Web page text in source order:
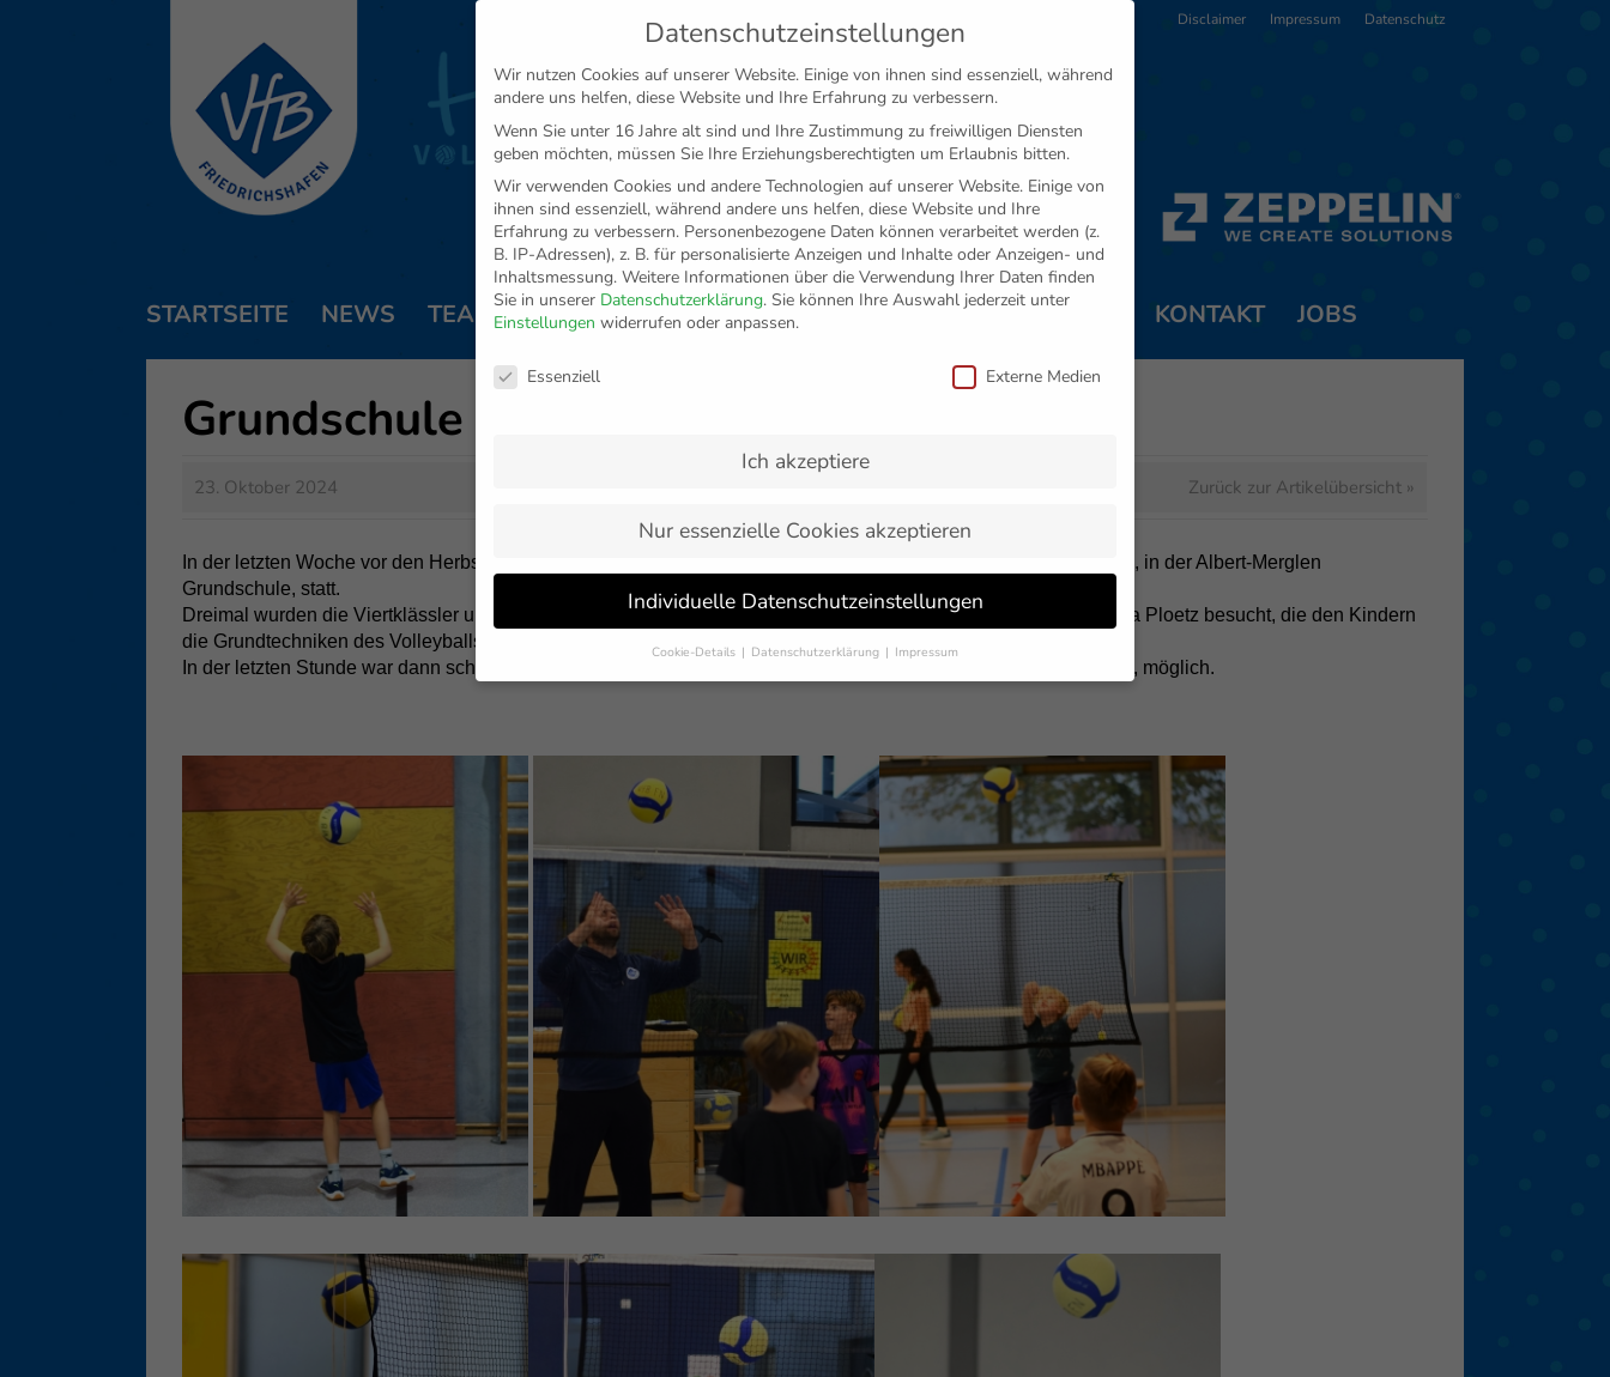
Disclaimer Impressum Datenschutz
STARTSEITE NEWS TEAM TICKETS FANSHOP VFB MEDIEN PARTNER KONTAKT JOBS
Grundschule Albert-Merglen
23. Oktober 2024 Zurück zur Artikelübersicht »
In der letzten Woche vor den Herbstferien fand die Abschlussstunde des Projekts VOLLEYBALL macht SCHULE, in der Albert-Merglen
Grundschule, statt.
Dreimal wurden die Viertklässler und Viertklässlerinnen zuvor von VfB-Trainer Simon Stegmann und FSJlerin Ida Ploetz besucht, die den Kindern
die Grundtechniken des Volleyballsports vermittelten.
In der letzten Stunde war dann schon ein kleines Turnier innerhalb der Klasse, mit anschließender Siegerehrung, möglich.
Datenschutzeinstellungen
Wir nutzen Cookies auf unserer Website. Einige von ihnen sind essenziell, während
andere uns helfen, diese Website und Ihre Erfahrung zu verbessern.
Wenn Sie unter 16 Jahre alt sind und Ihre Zustimmung zu freiwilligen Diensten
geben möchten, müssen Sie Ihre Erziehungsberechtigten um Erlaubnis bitten.
Wir verwenden Cookies und andere Technologien auf unserer Website. Einige von
ihnen sind essenziell, während andere uns helfen, diese Website und Ihre
Erfahrung zu verbessern. Personenbezogene Daten können verarbeitet werden (z.
B. IP-Adressen), z. B. für personalisierte Anzeigen und Inhalte oder Anzeigen- und
Inhaltsmessung. Weitere Informationen über die Verwendung Ihrer Daten finden
Sie in unserer Datenschutzerklärung. Sie können Ihre Auswahl jederzeit unter
Einstellungen widerrufen oder anpassen.
Datenschutzeinstellungen
Essenziell Externe Medien
Ich akzeptiere
Nur essenzielle Cookies akzeptieren
Individuelle Datenschutzeinstellungen
Cookie-Details Datenschutzerklärung Impressum
Datenschutzeinstellungen
Wir verwenden Cookies und andere Technologien auf unserer Website. Einige von
ihnen sind essenziell, während andere uns helfen, diese Website und Ihre
Erfahrung zu verbessern.
Personenbezogene Daten können verarbeitet werden (z.
B. IP-Adressen), z. B. für personalisierte Anzeigen und Inhalte oder Anzeigen- und
Inhaltsmessung. Weitere Informationen über die Verwendung Ihrer Daten finden
Sie in unsererDatenschutzerklärung
Hier finden Sie eine Übersicht über alle verwendeten Cookies. Sie können Ihre
Einwilligung zu ganzen Kategorien geben oder sich weitere Informationen anzeigen
lassen und so nur bestimmte Cookies auswählen.
Speichern Nur essenzielle Cookies akzeptieren Zurück
Datenschutzeinstellungen
Essenziell (1)
Essenzielle Cookies ermöglichen grundlegende Funktionen und sind für die einwandfreie
Funktion der Website erforderlich.
Cookie-Informationen anzeigen
Externe Medien (6) Externe Medien
Inhalte von Videoplattformen und Social-Media-Plattformen werden standardmäßig
blockiert. Wenn Cookies von externen Medien akzeptiert werden, bedarf der Zugriff auf
diese Inhalte keiner manuellen Einwilligung mehr.
Cookie-Informationen anzeigen